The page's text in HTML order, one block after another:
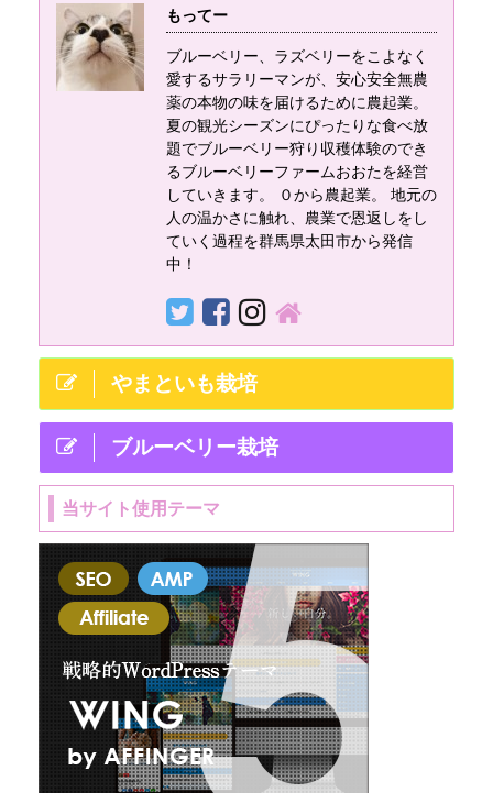
業界は現在、セミナ
ーも開催されるほど
栽培技術が発展して
きて、書籍や新聞、
メディアに取り上げ
られるほど有名な業
界になりました。 し
かし、その分見栄え
や良い印象、見てく
れだけを公開して、
実際の中身やきれい
でない部分、大変な
部分を隠している発
信が非常に多く目立
ちます。 この記事で
は、そういっ ...
【網の色】 【網の大
きさ】 【どの網がい
いのか】 【どの張り
方がいいのか】 それ
ぞれ検証しました！
どんな防風(防虫、防
鳥)ネットが果樹園に
とっては良いのか
【防風(防虫、防鳥)ネ
目合4ｍｍの防風ネッ
ト 網目の細さを【目
合】と言います。 目
もってー
ブルーベリー、ラズベリーをこよなく
愛するサラリーマンが、安心安全無農
薬の本物の味を届けるために農起業。
夏の観光シーズンにぴったりな食べ放
題でブルーベリー狩り収穫体験のでき
るブルーベリーファームおおたを経営
していきます。 ０から農起業。 地元の
人の温かさに触れ、農業で恩返しをし
ていく過程を群馬県太田市から発信
中！
やまといも栽培
ブルーベリー栽培
当サイト使用テーマ